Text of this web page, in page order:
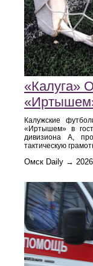
«Калуга»
Калужские
«Иртышем» в
дивизиона А,
тактическую
Омск Daily →